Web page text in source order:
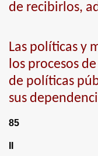
de recibirlos,
Las políticas y
los procesos
de políticas
sus
85